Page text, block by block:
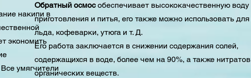
накипи в
экономить
умягчители
Обратный осмособеспечивает высококачественную воду
приготовления и питья, его также можно использовать
льда, кофеварки, утюга и т. Д.
Его работа заключается в снижении содержания солей,
содержащихся в воде, более чем на 90%, а также
органических веществ.